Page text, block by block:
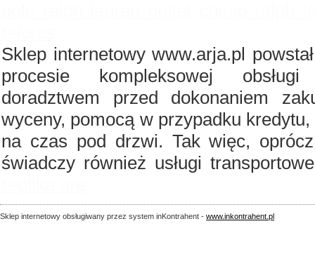
Sklep internetowy www.arja.pl
procesie kompleksowej
doradztwem przed dokonaniem
wyceny, pomocą w przypadku
na czas pod drzwi. Tak więc, oprócz
świadczy również usługi
Sklep internetowy obsługiwany przez system inKontrahent - www.inkontrahent.pl